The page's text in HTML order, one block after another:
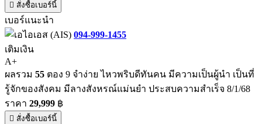
สั่งซื้อเบอร์นี้
เบอร์แนะนำ
094-999-1455
เติมเงิน
A+
ผลรวม 55 ตอง 9 จำง่าย ไหวพริบดีทันคน มีความเป็นผู้นำ เป็นที่
รู้จักของสังคม มีลางสังหรณ์แม่นยำ ประสบความสำเร็จ 8/1/68
ราคา 29,999 ฿
สั่งซื้อเบอร์นี้